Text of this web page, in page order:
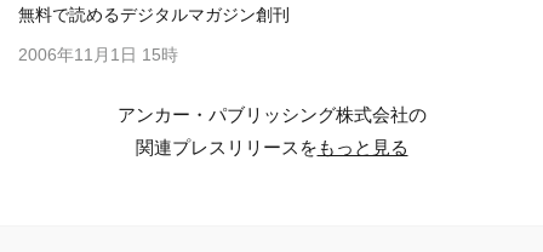
無料で読めるデジタルマガジン創刊
2006年11月1日 15時
アンカー・パブリッシング株式会社の
関連プレスリリースをもっと見る